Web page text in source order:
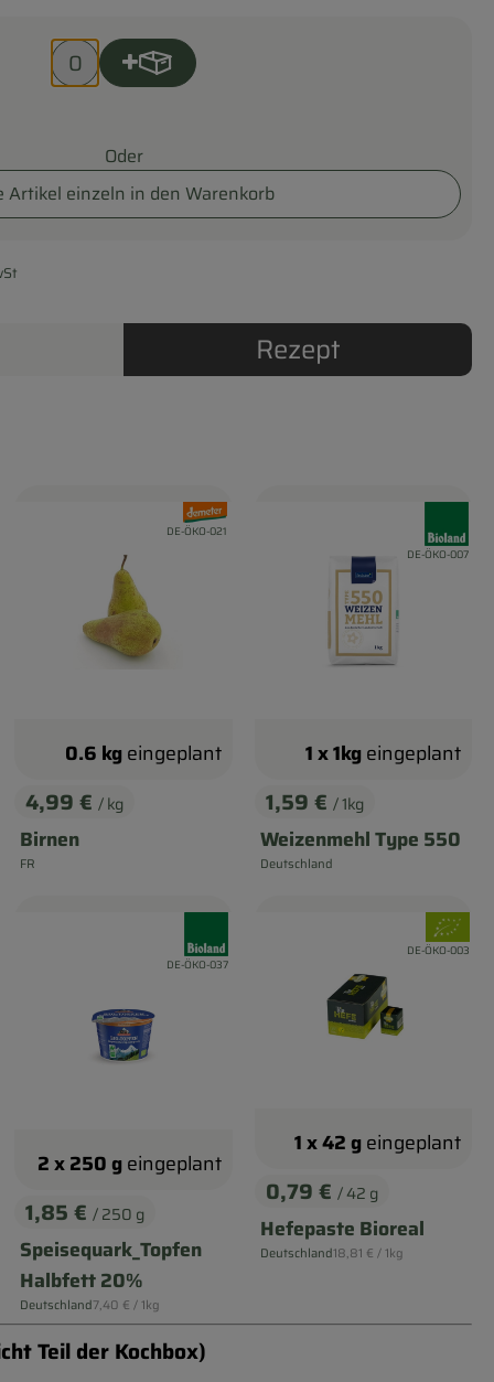
Anzahl Produkt zum Warenkorb hinzufügen
Oder
Artikel einzeln in den Warenkorb
Rezept
, Preis:
4,99 €/ kg
Birnen
, Herkunft:
FR
0.6 kgeingeplant
, Verband:
, Kontrollstelle:
DE-ÖKO-021
, Preis:
1,59 € / 1kg
Weizenmehl Type 550
, Herkunft:
Deutschland
1 x 1kgeingeplant
, Kontrollstelle:
DE-ÖKO-007
, Preis:
1,85 €/ 250 g
Speisequark_Topfen
Halbfett 20%
, Herkunft:
Deutschland, Referenzpreis:
7,40 €/ 1kg
2 x 250 geingeplant
, Kontrollstelle:
DE-ÖKO-037
, Preis:
0,79 € / 42 g
Hefepaste Bioreal
, Herkunft:
Deutschland, Referenzpreis:
18,81 € / 1kg
1 x 42 geingeplant
,
, Kontrollstelle:
DE-ÖKO-003
Teil der Kochbox)